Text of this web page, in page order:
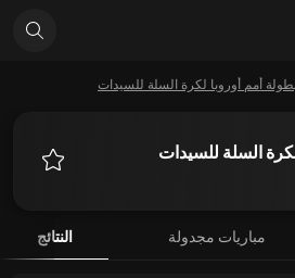
أمم أوروبا لكرة السلة للسيدات
السلة للسيدات
مباريات مجدولة النتائج